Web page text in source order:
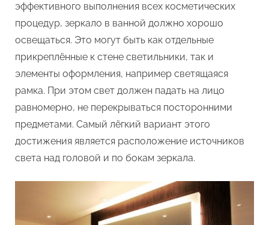
эффективного выполнения всех косметических
процедур, зеркало в ванной должно хорошо
освещаться. Это могут быть как отдельные
прикреплённые к стене светильники, так и
элементы оформления, например светящаяся
рамка. При этом свет должен падать на лицо
равномерно, не перекрываться посторонними
предметами. Самый лёгкий вариант этого
достижения является расположение источников
света над головой и по бокам зеркала.